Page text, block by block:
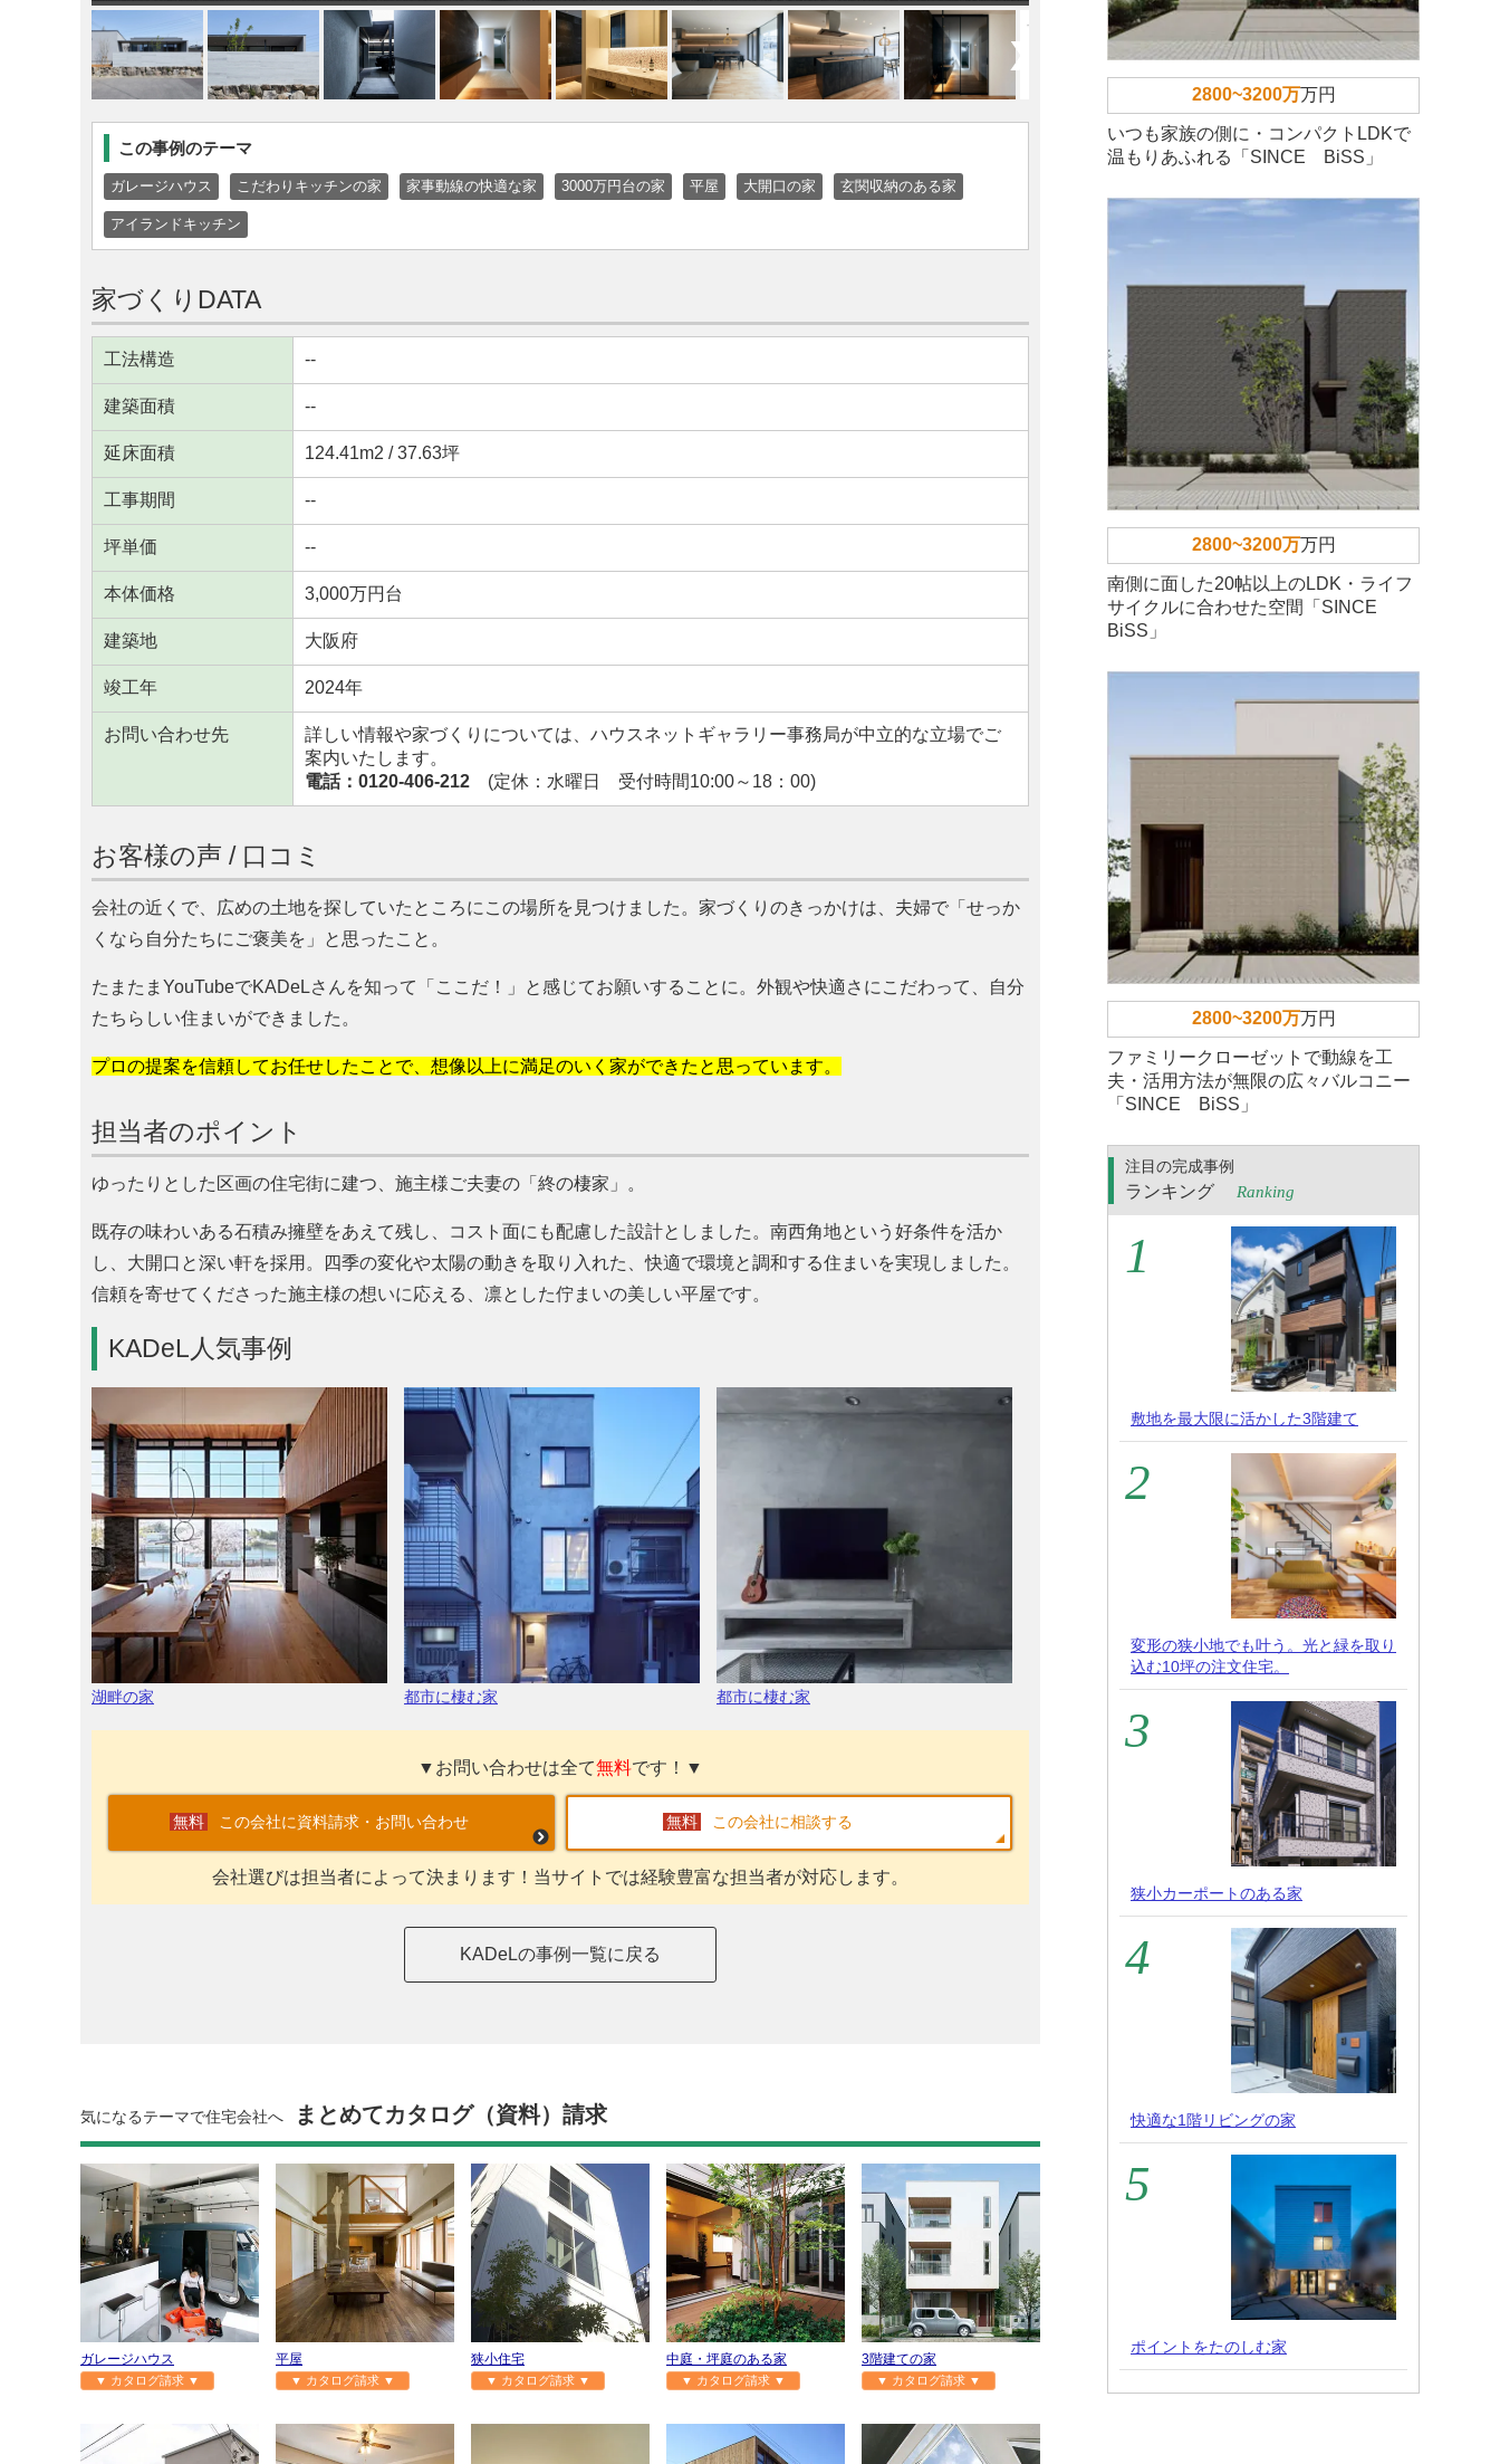
この事例のテーマ
ガレージハウス こだわりキッチンの家 家事動線の快適な家 3000万円台の家 平屋 大開口の家 玄関収納のある家
アイランドキッチン
家づくりDATA
工法構造 --
建築面積 --
延床面積 124.41m2 / 37.63坪
工事期間 --
坪単価 --
本体価格 3,000万円台
建築地 大阪府
竣工年 2024年
お問い合わせ先
詳しい情報や家づくりについては、ハウスネットギャラリー事務局が中立的な立場でご
案内いたします。
電話：0120-406-212 (定休：水曜日 受付時間10:00～18：00)
お客様の声 / 口コミ
会社の近くで、広めの土地を探していたところにこの場所を見つけました。家づくりのきっかけは、夫婦で
せっか
くなら自分たちにご褒美を
と思ったこと。
たまたまYouTubeでKADeLさんを知って「ここだ！」と感じてお願いすることに。外観や快適さにこだわって、自分
たちらしい住まいができました。
プロの提案を信頼してお任せしたことで、想像以上に満足のいく家ができたと思っています。
担当者のポイント
ゆったりとした区画の住宅街に建つ、施主様ご夫妻の 終の棲家 。
既存の味わいある石積み擁壁をあえて残し、コスト面にも配慮した設計としました。南西角地という好条件を活か
し、大開口と深い軒を採用。四季の変化や太陽の動きを取り入れた、快適で環境と調和する住まいを実現しました。
信頼を寄せてくださった施主様の想いに応える、凛とした佇まいの美しい平屋です。
KADeL人気事例
湖畔の家 都市に棲む家 都市に棲む家
▼お問い合わせは全て無料です！▼
この会社に資料請求・お問い合わせ この会社に相談する
会社選びは担当者によって決まります！当サイトでは経験豊富な担当者が対応します。
KADeLの事例一覧に戻る
気になるテーマで住宅会社へ まとめてカタログ（資料）請求
ガレージハウス
▼ カタログ請求 ▼
平屋
▼ カタログ請求 ▼
狭小住宅
▼ カタログ請求 ▼
中庭・坪庭のある家
▼ カタログ請求 ▼
3階建ての家
▼ カタログ請求 ▼
2800~3200万万円
いつも家族の側に・コンパクトLDKで
温もりあふれる「SINCE BiSS」
2800~3200万万円
南側に面した20帖以上のLDK・ライフ
サイクルに合わせた空間「SINCE
BiSS」
2800~3200万万円
ファミリークローゼットで動線を工
夫・活用方法が無限の広々バルコニー
「SINCE BiSS」
注目の完成事例
ランキング Ranking
敷地を最大限に活かした3階建て
変形の狭小地でも叶う。光と緑を取り
込む10坪の注文住宅。
狭小カーポートのある家
快適な1階リビングの家
ポイントをたのしむ家